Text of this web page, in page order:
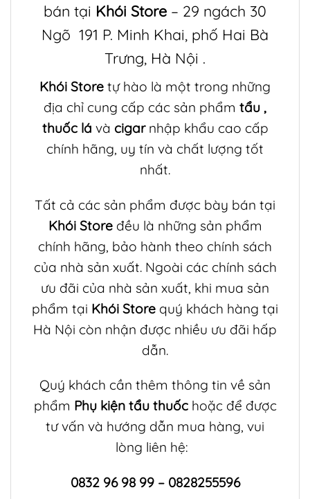
bán tại Khói Store – 29 ngách 30
Ngõ 191 P. Minh Khai, phố Hai Bà
Trưng, Hà Nội .
Khói Store tự hào là một trong những
địa chỉ cung cấp các sản phẩm tẩu ,
thuốc lá và cigar nhập khẩu cao cấp
chính hãng, uy tín và chất lượng tốt
nhất.
Tất cả các sản phẩm được bày bán tại
Khói Stoređều là những sản phẩm
chính hãng, bảo hành theo chính sách
của nhà sản xuất. Ngoài các chính sách
ưu đãi của nhà sản xuất, khi mua sản
phẩm tại Khói Store quý khách hàng tại
Hà Nội còn nhận được nhiều ưu đãi hấp
dẫn.
Quý khách cần thêm thông tin về sản
phẩm Phụ kiện tẩu thuốc hoặc để được
tư vấn và hướng dẫn mua hàng, vui
lòng liên hệ:
0832 96 98 99 – 0828255596